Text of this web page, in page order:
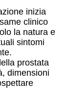
inizia
clinico
la natura e
sintomi
prostata
dimensioni